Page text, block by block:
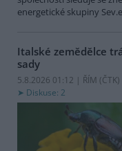
energetické skupiny
Italské zemědělce
sady
5.8.2026 01:12 | ŘÍM (ČTK)
Diskuse: 2